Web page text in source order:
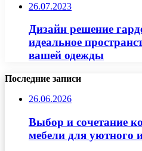
26.07.2023
Дизайн решение
идеальное
вашей одежды
Последние записи
26.06.2026
Выбор и сочетание
мебели для уютного